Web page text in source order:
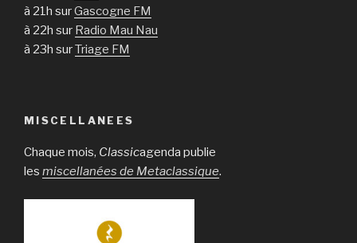
à 21h surGascogne FM
à 22h sur Radio Mau Nau
à 23h surTriage FM
MISCELLANEES
Chaque mois, Classicagenda publie
les miscellanées de Metaclassique.